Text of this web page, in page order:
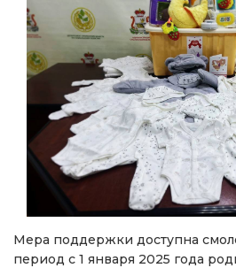
Мера поддержки доступна
период с 1 января 2025 года